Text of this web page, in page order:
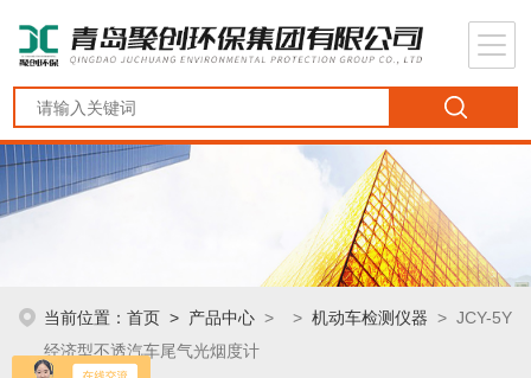
当前位置：首页 > 产品中心 > >机动车检测仪器 > JCY-5Y
经济型不透汽车尾气光烟度计